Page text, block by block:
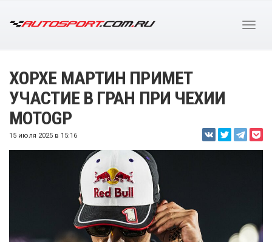
ХОРХЕ МАРТИН ПРИМЕТ
УЧАСТИЕ В ГРАН ПРИ ЧЕХИИ
MOTOGP
15 июля 2025 в 15:16